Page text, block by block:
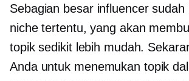
Sebagian besar influencer sudah
niche tertentu, yang akan
topik sedikit lebih mudah.
Anda untuk menemukan topik